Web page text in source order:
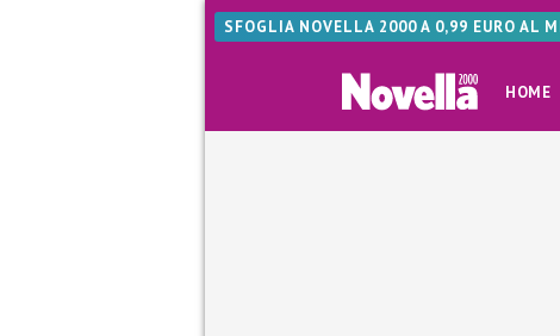
SFOGLIA NOVELLA 2000 A 0,99 EURO AL
HOME